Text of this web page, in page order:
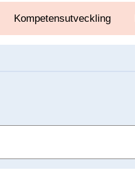
Kompetensutveckling